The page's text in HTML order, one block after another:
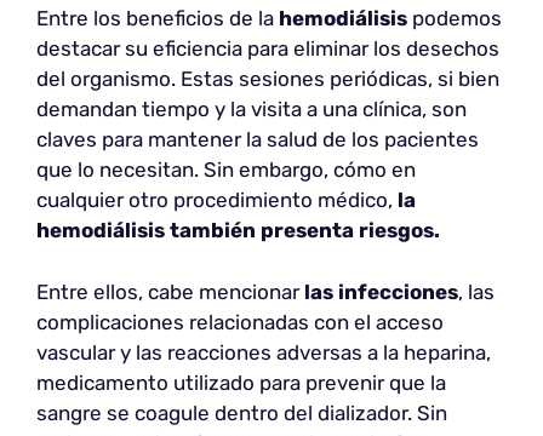
Entre los beneficios de la hemodiálisis podemos
destacar su eficiencia para eliminar los desechos
del organismo. Estas sesiones periódicas, si bien
demandan tiempo y la visita a una clínica, son
claves para mantener la salud de los pacientes
que lo necesitan. Sin embargo, cómo en
cualquier otro procedimiento médico, la
hemodiálisis también presenta riesgos.
Entre ellos, cabe mencionar las infecciones, las
complicaciones relacionadas con el acceso
vascular y las reacciones adversas a la heparina,
medicamento utilizado para prevenir que la
sangre se coagule dentro del dializador. Sin